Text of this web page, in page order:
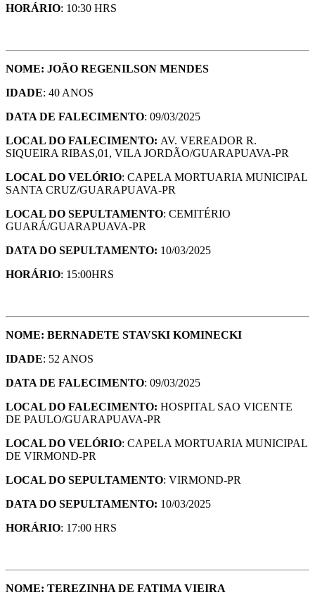
HORÁRIO: 10:30 HRS
NOME: JOÃO REGENILSON MENDES
IDADE: 40 ANOS
DATA DE FALECIMENTO: 09/03/2025
LOCAL DO FALECIMENTO: AV. VEREADOR R.
SIQUEIRA RIBAS,01, VILA JORDÃO/GUARAPUAVA-PR
LOCAL DO VELÓRIO: CAPELA MORTUARIA MUNICIPAL
SANTA CRUZ/GUARAPUAVA-PR
LOCAL DO SEPULTAMENTO: CEMITÉRIO
GUARÁ/GUARAPUAVA-PR
DATA DO SEPULTAMENTO: 10/03/2025
HORÁRIO: 15:00HRS
NOME: BERNADETE STAVSKI KOMINECKI
IDADE: 52 ANOS
DATA DE FALECIMENTO: 09/03/2025
LOCAL DO FALECIMENTO: HOSPITAL SAO VICENTE
DE PAULO/GUARAPUAVA-PR
LOCAL DO VELÓRIO: CAPELA MORTUARIA MUNICIPAL
DE VIRMOND-PR
LOCAL DO SEPULTAMENTO: VIRMOND-PR
DATA DO SEPULTAMENTO: 10/03/2025
HORÁRIO: 17:00 HRS
NOME: TEREZINHA DE FATIMA VIEIRA